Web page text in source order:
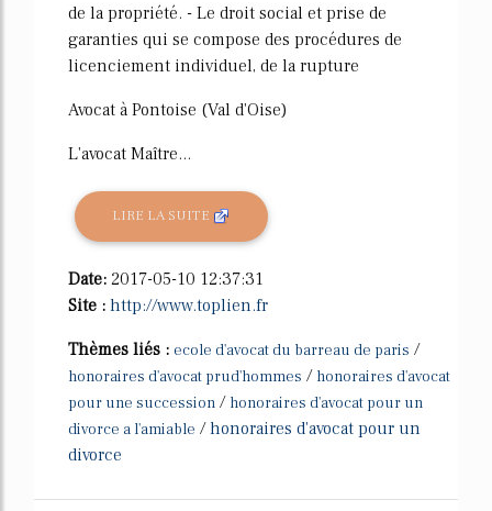
de la propriété. - Le droit social et prise de
garanties qui se compose des procédures de
licenciement individuel, de la rupture
Avocat à Pontoise (Val d'Oise)
L'avocat Maître...
LIRE LA SUITE
Date: 2017-05-10 12:37:31
Site : http://www.toplien.fr
Thèmes liés : ecole d'avocat du barreau de paris /
honoraires d'avocat prud'hommes / honoraires d'avocat
pour une succession / honoraires d'avocat pour un
divorce a l'amiable /honoraires d'avocat pour un
divorce